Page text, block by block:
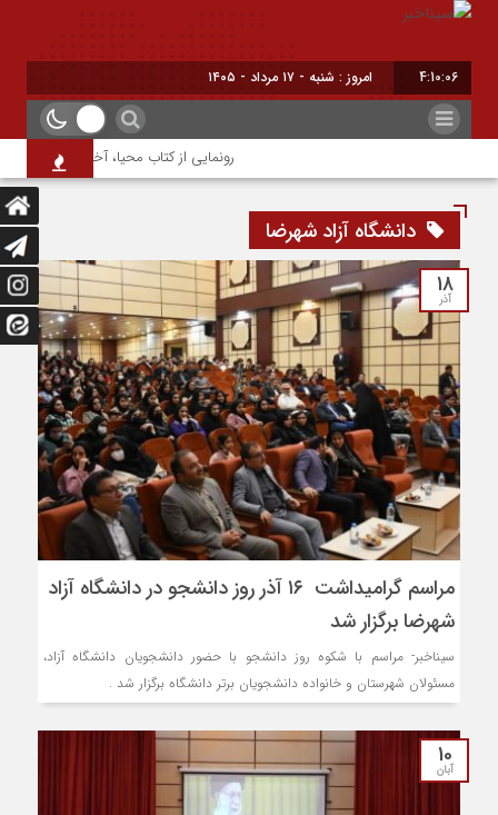
4:10:06 امروز : شنبه - ۱۷ مرداد - ۱۴۰۵
رونمایی از کتاب محیا، آخرین اثر نویسنده
دانشگاه آزاد شهرضا
18
آذر
مراسم گرامیداشت ۱۶ آذر روز دانشجو در دانشگاه آزاد
شهرضا برگزار شد
سیناخبر- مراسم با شکوه روز دانشجو با حضور دانشجویان دانشگاه آزاد،
مسئولان شهرستان و خانواده دانشجویان برتر دانشگاه برگزار شد .
10
آبان